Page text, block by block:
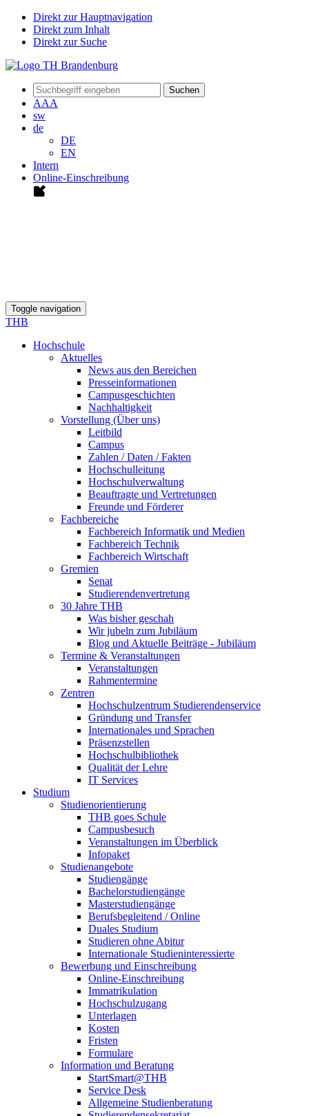
Direkt zur Hauptnavigation
Direkt zum Inhalt
Direkt zur Suche
Suchen
AAA
sw
de
DE
EN
Intern
Online-Einschreibung
Toggle navigation
THB
Hochschule
Aktuelles
News aus den Bereichen
Presseinformationen
Campusgeschichten
Nachhaltigkeit
Vorstellung (Über uns)
Leitbild
Campus
Zahlen / Daten / Fakten
Hochschulleitung
Hochschulverwaltung
Beauftragte und Vertretungen
Freunde und Förderer
Fachbereiche
Fachbereich Informatik und Medien
Fachbereich Technik
Fachbereich Wirtschaft
Gremien
Senat
Studierendenvertretung
30 Jahre THB
Was bisher geschah
Wir jubeln zum Jubiläum
Blog und Aktuelle Beiträge - Jubiläum
Termine & Veranstaltungen
Veranstaltungen
Rahmentermine
Zentren
Hochschulzentrum Studierendenservice
Gründung und Transfer
Internationales und Sprachen
Präsenzstellen
Hochschulbibliothek
Qualität der Lehre
IT Services
Studium
Studienorientierung
THB goes Schule
Campusbesuch
Veranstaltungen im Überblick
Infopaket
Studienangebote
Studiengänge
Bachelorstudiengänge
Masterstudiengänge
Berufsbegleitend / Online
Duales Studium
Studieren ohne Abitur
Internationale Studieninteressierte
Bewerbung und Einschreibung
Online-Einschreibung
Immatrikulation
Hochschulzugang
Unterlagen
Kosten
Fristen
Formulare
Information und Beratung
StartSmart@THB
Service Desk
Allgemeine Studienberatung